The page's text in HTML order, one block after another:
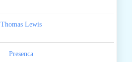
Thomas Lewis
Presenca